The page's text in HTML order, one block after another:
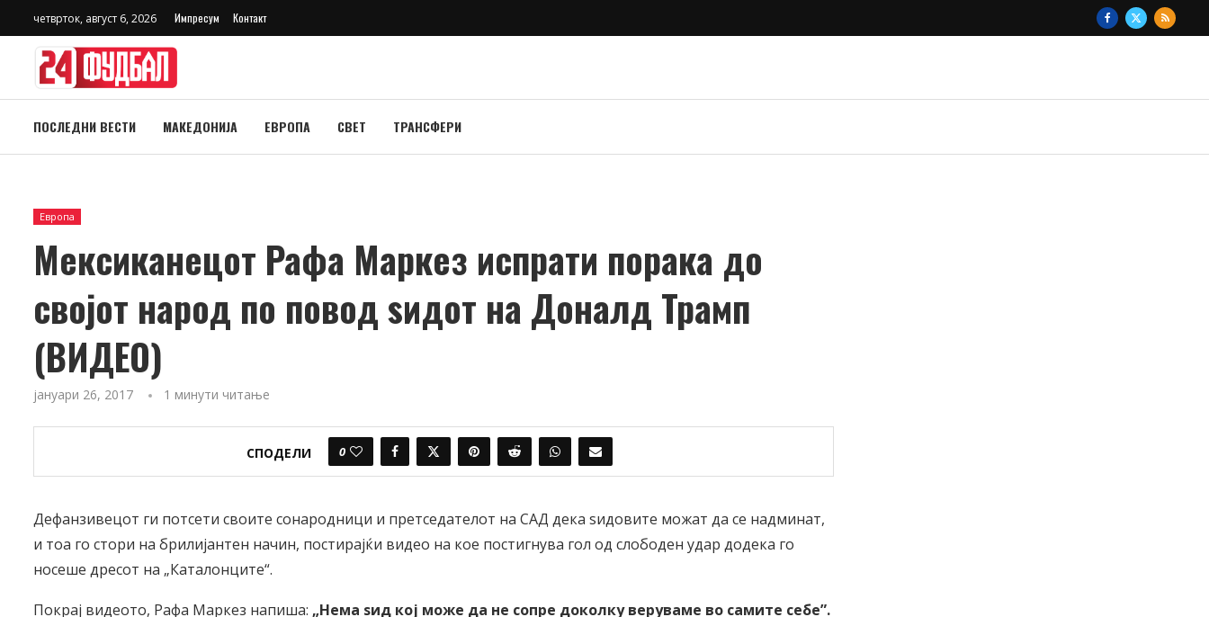
четврток, август 6, 2026 Импресум Контакт
ПОСЛЕДНИ ВЕСТИ МАКЕДОНИЈА ЕВРОПА СВЕТ ТРАНСФЕРИ
Европа
Мексиканецот Рафа Маркез испрати порака до
својот народ по повод ѕидот на Доналд Трамп
(ВИДЕО)
јануари 26, 2017 1 минути читање
СПОДЕЛИ 0
Дефанзивецот ги потсети своите сонародници и претседателот на САД дека ѕидовите можат да се надминат,
и тоа го стори на брилијантен начин, постирајќи видео на кое постигнува гол од слободен удар додека го
носеше дресот на „Каталонците“.
Покрај видеото, Рафа Маркез напиша: „Нема ѕид кој може да не сопре доколку веруваме во самите себе”.